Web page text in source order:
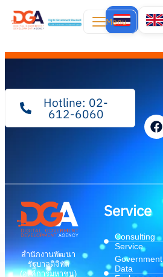
Menu
Hotline: 02-
612-6060
สำนักงานพัฒนา
รัฐบาลดิจิทัล
(องค์การมหาชน)
Service
Consulting
Service
Government
Data